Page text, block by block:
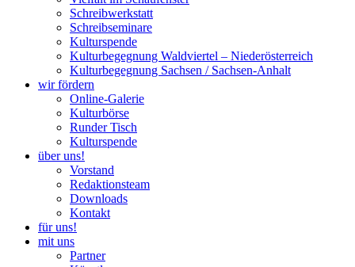
Schreibwerkstatt
Schreibseminare
Kulturspende
Kulturbegegnung Waldviertel – Niederösterreich
Kulturbegegnung Sachsen / Sachsen-Anhalt
wir fördern
Online-Galerie
Kulturbörse
Runder Tisch
Kulturspende
über uns!
Vorstand
Redaktionsteam
Downloads
Kontakt
für uns!
mit uns
Partner